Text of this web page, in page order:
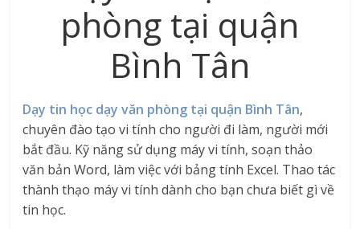
phòng tại quận
Bình Tân
Dạy tin học dạy văn phòng tại quận Bình Tân,
chuyên đào tạo vi tính cho người đi làm, người mới
bắt đầu. Kỹ năng sử dụng máy vi tính, soạn thảo
văn bản Word, làm việc với bảng tính Excel. Thao tác
thành thạo máy vi tính dành cho bạn chưa biết gì về
tin học.